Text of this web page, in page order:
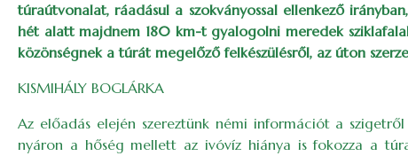
túraútvonalat, ráadásul a szokványossal ellenkező
hét alatt majdnem 180 km-t gyalogolni meredek
közönségnek a túrát megelőző felkészülésről, az úton
KISMIHÁLY BOGLÁRKA
Az előadás elején szereztünk némi információt a
nyáron a hőség mellett az ivóvíz hiánya is fokozza a